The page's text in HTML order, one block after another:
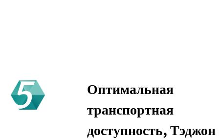
5
Оптимальная
транспортная
доступность, Тэджон